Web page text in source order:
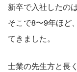
新卒で入社したの
そこで8〜9年ほど
てきました。
士業の先生方と長